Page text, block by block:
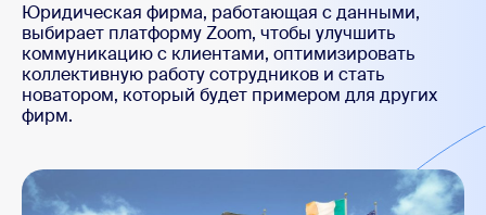
Юридическая фирма, работающая с данными,
выбирает платформу Zoom, чтобы улучшить
коммуникацию с клиентами, оптимизировать
коллективную работу сотрудников и стать
новатором, который будет примером для других
фирм.